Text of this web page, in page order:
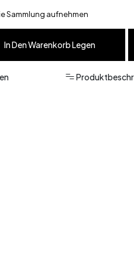
Sammlung aufnehmen
In Den Warenkorb Legen